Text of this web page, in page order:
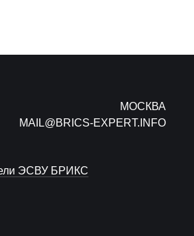
МОСКВА
MAIL@BRICS-EXPERT.INFO
ЭСВУ БРИКС